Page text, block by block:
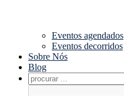
Eventos agendados
Eventos decorridos
Sobre Nós
Blog